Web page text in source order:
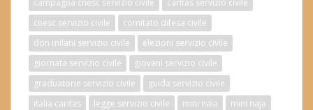
campagna cnesc servizio civile
caritas servizio civile
cnesc servizio civile
comitato difesa civile
don milani servizio civile
elezioni servizio civile
giornata servizio civile
giovani servizio civile
graduatorie servizio civile
guida servizio civile
italia caritas
legge servizio civile mini naia
mini naja